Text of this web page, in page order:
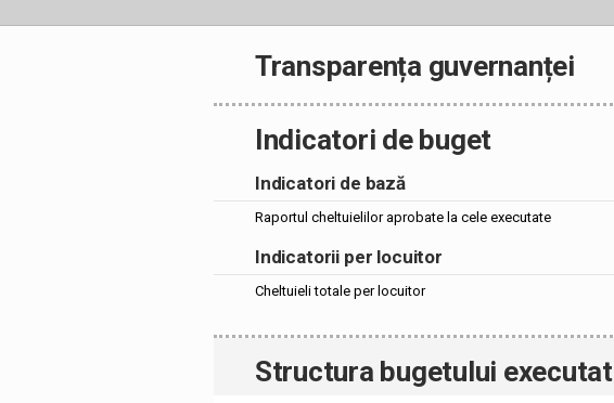
Transparența guvernanței
Indicatori de buget
Indicatori de bază
Raportul cheltuielilor aprobate la cele executate
Indicatorii per locuitor
Cheltuieli totale per locuitor
Structura bugetului executat